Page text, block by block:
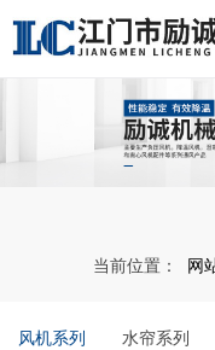
当前位置： 网
风机系列 水帘系列